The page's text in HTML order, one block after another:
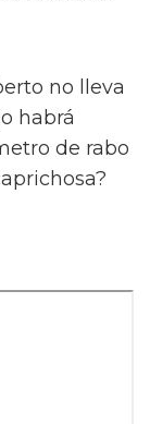
no lleva
habrá
de rabo